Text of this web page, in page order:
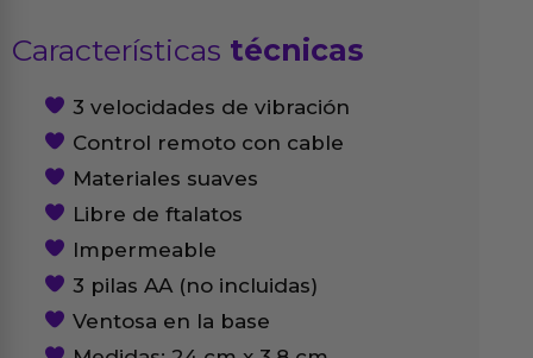
Características técnicas
3 velocidades de vibración
Control remoto con cable
Materiales suaves
Libre de ftalatos
Impermeable
3 pilas AA (no incluidas)
Ventosa en la base